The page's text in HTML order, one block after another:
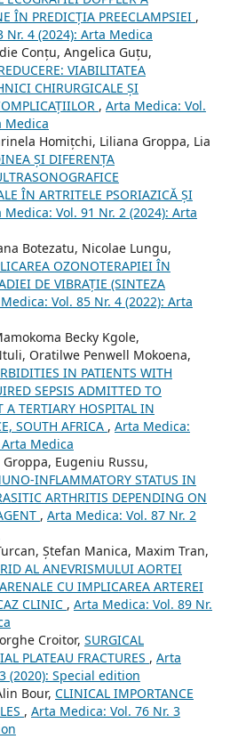
ÎN PREDICȚIA PREECLAMPSIEI ,
Nr. 4 (2024): Arta Medica
Conțu, Angelica Guțu,
VIABILITATEA
CHIRURGICALE ȘI
, Arta Medica: Vol.
Medica
Homițchi, Liliana Groppa, Lia
ȘI DIFERENȚA
ÎN ARTRITELE PSORIAZICĂ ȘI
Medica: Vol. 91 Nr. 2 (2024): Arta
Botezatu, Nicolae Lungu,
OZONOTERAPIEI ÎN
DE VIBRAȚIE (SINTEZA
Vol. 85 Nr. 4 (2022): Arta
Becky Kgole,
Oratilwe Penwell Mokoena,
IN PATIENTS WITH
SEPSIS ADMITTED TO
A TERTIARY HOSPITAL IN
SOUTH AFRICA , Arta Medica:
Arta Medica
Eugeniu Russu,
INFLAMMATORY STATUS IN
ARTHRITIS DEPENDING ON
, Arta Medica: Vol. 87 Nr. 2
Ștefan Manica, Maxim Tran,
AL ANEVRISMULUI AORTEI
CU IMPLICAREA ARTEREI
CLINIC , Arta Medica: Vol. 89 Nr.
Croitor, SURGICAL
PLATEAU FRACTURES , Arta
(2020): Special edition
Bour, CLINICAL IMPORTANCE
, Arta Medica: Vol. 76 Nr. 3